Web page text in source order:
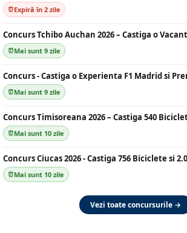
Expiră în 2 zile
Concurs Tchibo Auchan 2026 – Castiga o
Mai sunt 9 zile
Concurs - Castiga o Experienta F1 Madrid si
Mai sunt 9 zile
Concurs Timisoreana 2026 – Castiga 540
Mai sunt 10 zile
Concurs Ciucas 2026 - Castiga 756 Biciclete si
Mai sunt 10 zile
Vezi toate concursurile →